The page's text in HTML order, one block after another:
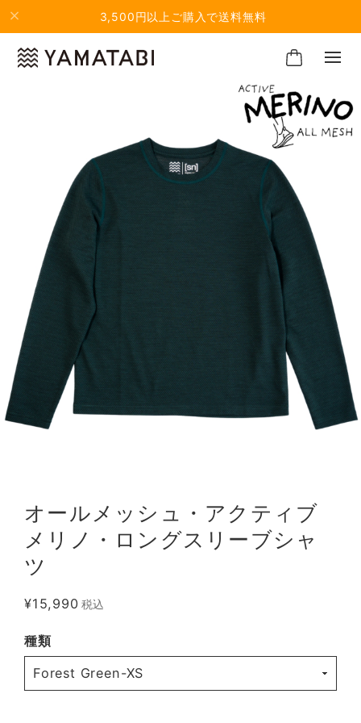
3,500円以上ご購入で送料無料
オールメッシュ・アクティブ
メリノ・ロングスリーブシャ
ツ
¥15,990 税込
種類